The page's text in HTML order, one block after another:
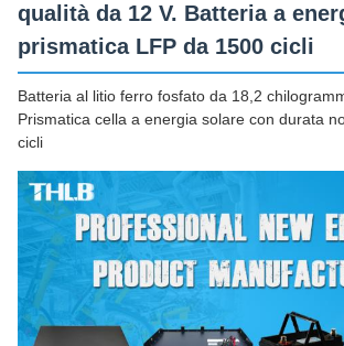
qualità da 12 V. Batteria a
prismatica LFP da 1500 cicli
Batteria al litio ferro fosfato da 18,2
Prismatica cella a energia solare con durata
cicli